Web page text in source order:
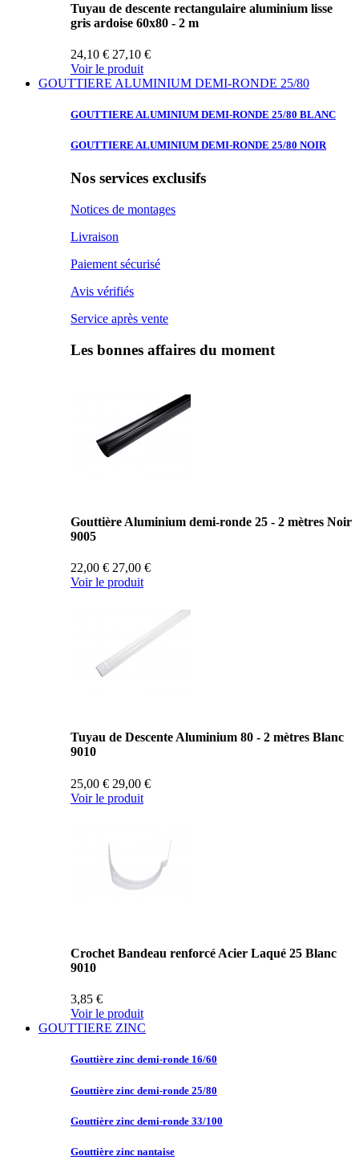
Tuyau de descente rectangulaire aluminium lisse
gris ardoise 60x80 - 2 m
24,10 € 27,10 €
Voir le produit
GOUTTIERE ALUMINIUM DEMI-RONDE 25/80
GOUTTIERE ALUMINIUM DEMI-RONDE 25/80 BLANC
GOUTTIERE ALUMINIUM DEMI-RONDE 25/80 NOIR
Nos services exclusifs
Notices de montages
Livraison
Paiement sécurisé
Avis vérifiés
Service après vente
Les bonnes affaires du moment
Gouttière Aluminium demi-ronde 25 - 2 mètres Noir
9005
22,00 € 27,00 €
Voir le produit
Tuyau de Descente Aluminium 80 - 2 mètres Blanc
9010
25,00 € 29,00 €
Voir le produit
Crochet Bandeau renforcé Acier Laqué 25 Blanc
9010
3,85 €
Voir le produit
GOUTTIERE ZINC
Gouttière zinc demi-ronde 16/60
Gouttière zinc demi-ronde 25/80
Gouttière zinc demi-ronde 33/100
Gouttière zinc nantaise